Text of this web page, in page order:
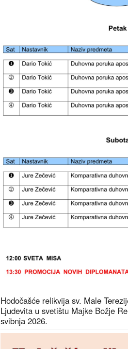
Hodočašće relikvija sv. Male
Ljudevita u svetištu Majke Božje
svibnja 2026.